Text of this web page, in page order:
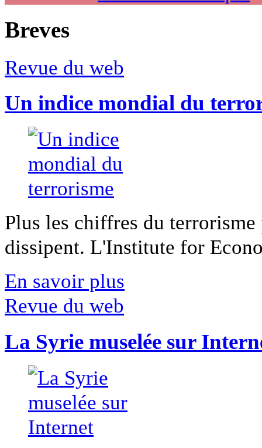
Breves
Revue du web
Un indice mondial du
Plus les chiffres du
dissipent. L'Institute for
En savoir plus
Revue du web
La Syrie muselée sur